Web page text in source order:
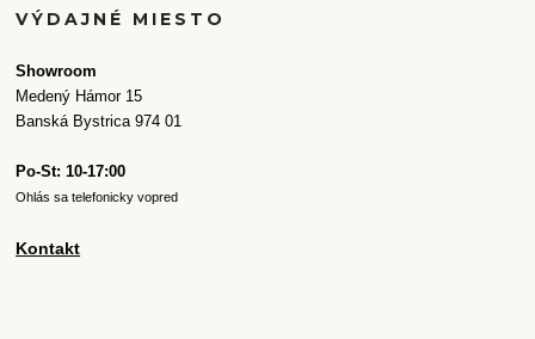
VÝDAJNÉ MIESTO
Showroom
Medený Hámor 15
Banská Bystrica 974 01
Po-St: 10-17:00
Ohlás sa telefonicky vopred
Kontakt